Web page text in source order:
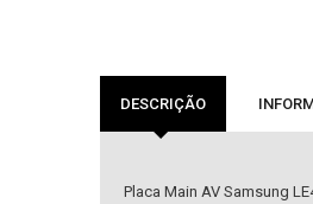
DESCRIÇÃO
Placa Main AV Samsung